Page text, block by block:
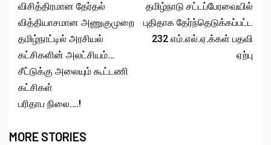
விசித்திரமான தேர்தல்
வித்தியாசமான அணுகுமுறை
தமிழ்நாட்டில் அரசியல்
கட்சிகளின் அலட்சியம்…
சீட்டுக்கு அலையும் கூட்டணி
கட்சிகள்
பரிதாப நிலை….!
தமிழ்நாடு சட்டப்பேரவையில்
புதிதாக தேர்ந்தெடுக்கப்பட்ட
232 எம்.எல்.ஏ.க்கள் பதவி
ஏற்பு
MORE STORIES